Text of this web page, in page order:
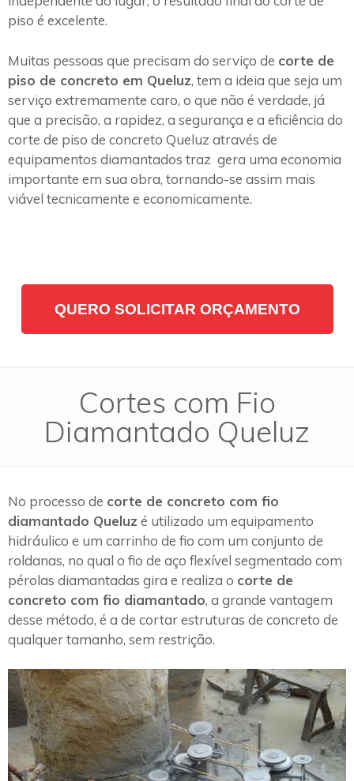
piso é excelente.
Muitas pessoas que precisam do serviço de corte de
piso de concreto em Queluz, tem a ideia que seja um
serviço extremamente caro, o que não é verdade, já
que a precisão, a rapidez, a segurança e a eficiência do
corte de piso de concreto Queluz através de
equipamentos diamantados traz gera uma economia
importante em sua obra, tornando-se assim mais
viável tecnicamente e economicamente.
QUERO SOLICITAR ORÇAMENTO
Cortes com Fio
Diamantado Queluz
No processo de corte de concreto com fio
diamantado Queluz é utilizado um equipamento
hidráulico e um carrinho de fio com um conjunto de
roldanas, no qual o fio de aço flexível segmentado com
pérolas diamantadas gira e realiza o corte de
concreto com fio diamantado, a grande vantagem
desse método, é a de cortar estruturas de concreto de
qualquer tamanho, sem restrição.